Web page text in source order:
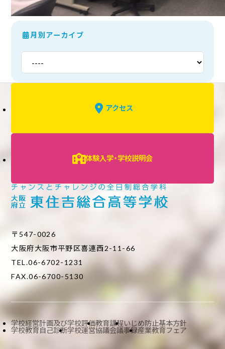
月別アーカイブ
アクセス
体験入学・学校説明会
〒547-0026
大阪府大阪市平野区喜連西2-11-66
TEL.06-6702-1231
FAX.06-6700-5130
学校経営計画及び学校評価教育課程いじめ防止基本方針
学校教育自己診断学校運営協議会議事録産業教育フェア